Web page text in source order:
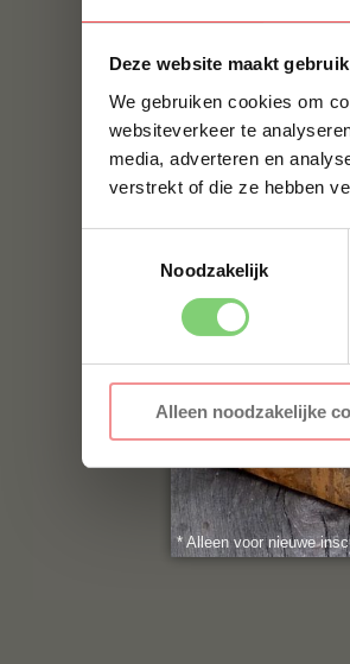
Deze website maakt
We gebruiken cookies om
websiteverkeer te
media, adverteren en
verstrekt of die ze hebben
Noodzakelijk
Alleen noodzakelijke
BBQuality
smaak, maar met
smaak brengen.
BBQuality!
Contact
Voor vragen of
jouw vraag hier
naar:
* Alleen voor nieuwe